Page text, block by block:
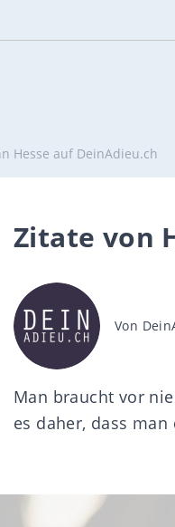
Hesse auf DeinAdieu.ch
Zitate von
Von
Man braucht vor
es daher, dass